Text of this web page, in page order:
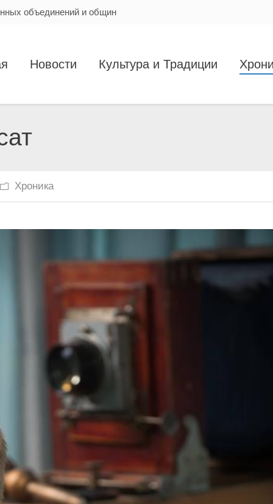
объединений и общин
Новости Культура и Традиции
Хроника